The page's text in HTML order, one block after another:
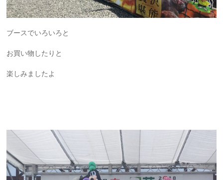
ブースでいろいろと
お買い物したりと
楽しみましたよ